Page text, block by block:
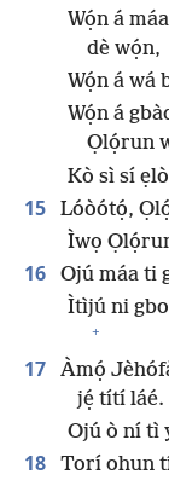
Wọ́n á
dè wọ́n,
Wọ́n á wá
Wọ́n á
Ọlọ́run
Kò sì sí
15
Lóòótọ́,
Ìwọ
16
Ojú máa ti
Ìtìjú ni
+
17
Àmọ́
jẹ́ títí láé.
Ojú ò ní tì
18
Torí ohun